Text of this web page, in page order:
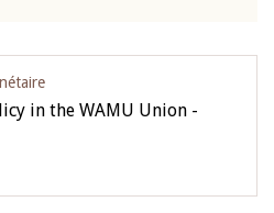
in the WAMU Union -